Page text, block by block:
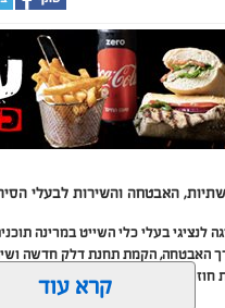
האבטחה והשירות לבעלי
לנציגי בעלי כלי השייט במרינה
האבטחה, הקמת תחנת דלק חדשה
חוזר בחזרה אליהם באמצעות שיפור
קרא עוד